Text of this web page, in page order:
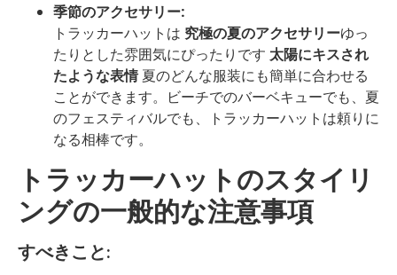
季節のアクセサリー:
トラッカーハットは 究極の夏のアクセサリーゆっ
たりとした雰囲気にぴったりです 太陽にキスされ
たような表情夏のどんな服装にも簡単に合わせる
ことができます。ビーチでのバーベキューでも、夏
のフェスティバルでも、トラッカーハットは頼りに
なる相棒です。
トラッカーハットのスタイリ
ングの一般的な注意事項
すべきこと: